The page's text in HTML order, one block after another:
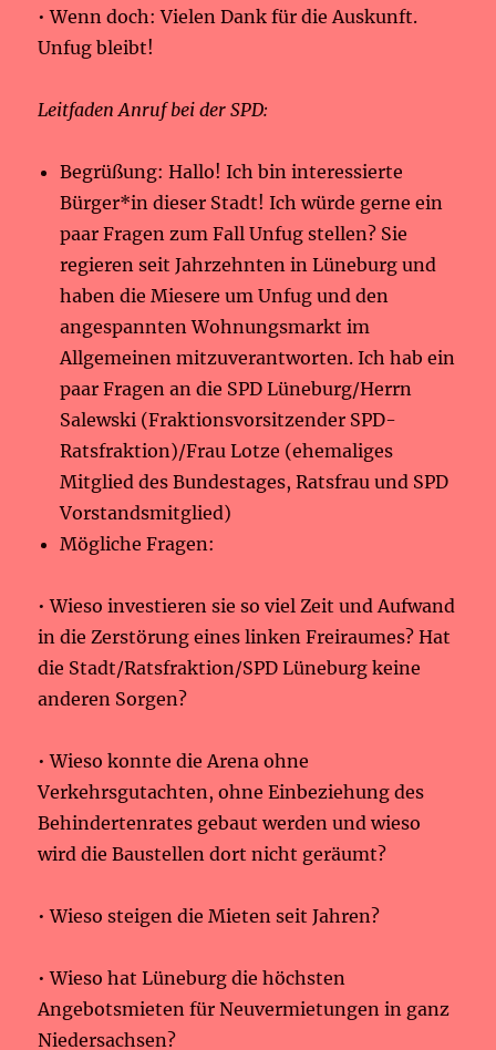
• Wenn doch: Vielen Dank für die Auskunft.
Unfug bleibt!
Leitfaden Anruf bei der SPD:
Begrüßung: Hallo! Ich bin interessierte
Bürger*in dieser Stadt! Ich würde gerne ein
paar Fragen zum Fall Unfug stellen? Sie
regieren seit Jahrzehnten in Lüneburg und
haben die Miesere um Unfug und den
angespannten Wohnungsmarkt im
Allgemeinen mitzuverantworten. Ich hab ein
paar Fragen an die SPD Lüneburg/Herrn
Salewski (Fraktionsvorsitzender SPD-
Ratsfraktion)/Frau Lotze (ehemaliges
Mitglied des Bundestages, Ratsfrau und SPD
Vorstandsmitglied)
Mögliche Fragen:
• Wieso investieren sie so viel Zeit und Aufwand
in die Zerstörung eines linken Freiraumes? Hat
die Stadt/Ratsfraktion/SPD Lüneburg keine
anderen Sorgen?
• Wieso konnte die Arena ohne
Verkehrsgutachten, ohne Einbeziehung des
Behindertenrates gebaut werden und wieso
wird die Baustellen dort nicht geräumt?
• Wieso steigen die Mieten seit Jahren?
• Wieso hat Lüneburg die höchsten
Angebotsmieten für Neuvermietungen in ganz
Niedersachsen?